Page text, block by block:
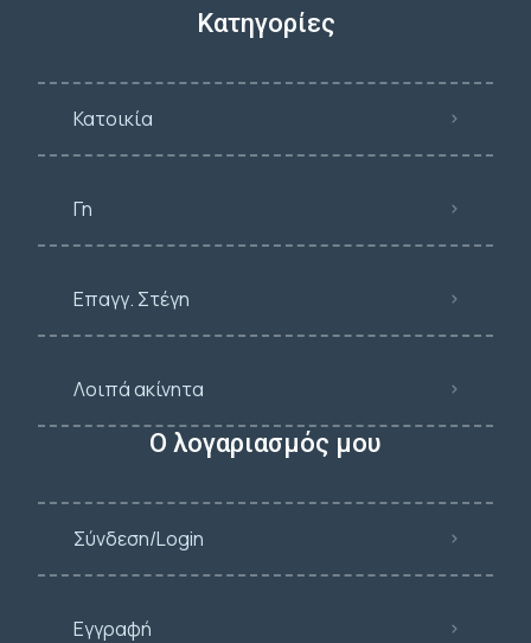
Κατηγορίες
Κατοικία
Γη
Επαγγ. Στέγη
Λοιπά ακίνητα
Ο λογαριασμός μου
Σύνδεση/Login
Εγγραφή